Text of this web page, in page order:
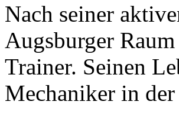
Nach seiner
Augsburger
Trainer. Seinen
Mechaniker in